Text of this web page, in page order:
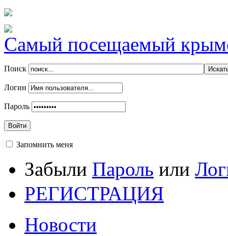
Самый посещаемый
Поиск
Логин
Пароль
Войти
Запомнить меня
Забыли Пароль или
РЕГИСТРАЦИЯ
Новости
b1agapfwapgcl.xn-
p1ai/promyshlennyj-
gigant-
budushhego-
kak-
zavershaetsja-
grandioznoe-
stroitelstvo-
jel-
dzhubajl-
ii/